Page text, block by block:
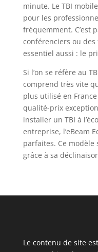
minute. Le TBI
pour les
fréquemment. C’est
conférenciers ou
essentiel aussi : le
Si l’on se réfère au
comprend très vite
plus utilisé en
qualité-prix
installer un TBI à
entreprise, l’eBeam
parfaites. Ce modèle
grâce à sa
Le contenu de site